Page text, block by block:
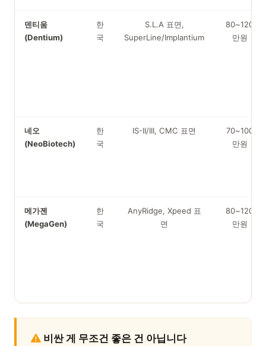
덴티움
(Dentium)
한
국
S.L.A 표면,
SuperLine/Implantium
80~120
만원
네오
(NeoBiotech)
한
국
IS-II/III, CMC 표면
70~100
만원
메가젠
(MegaGen)
한
국
AnyRidge, Xpeed 표
면
80~120
만원
비싼 게 무조건 좋은 건 아닙니다